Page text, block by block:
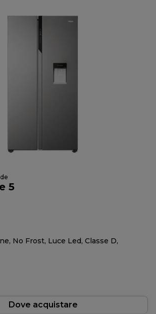
5
No Frost, Luce Led, Classe D,
Dove acquistare